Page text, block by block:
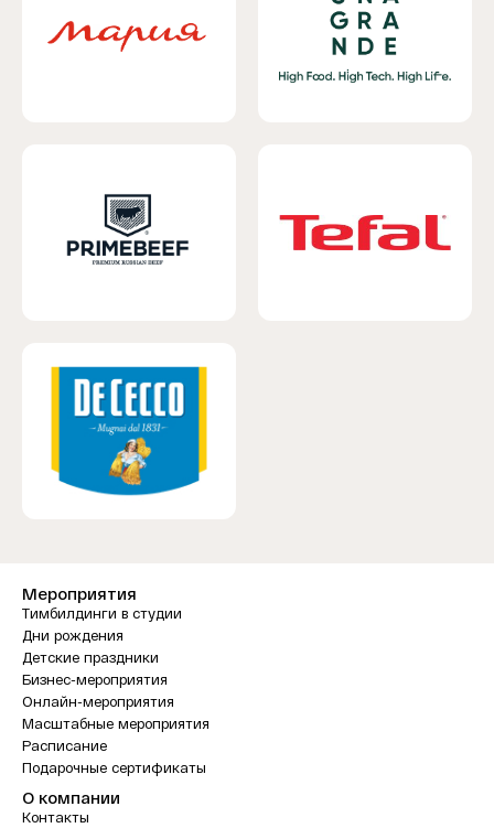
Мероприятия
Тимбилдинги в студии
Дни рождения
Детские праздники
Бизнес-мероприятия
Онлайн-мероприятия
Масштабные мероприятия
Расписание
Подарочные сертификаты
О компании
Контакты